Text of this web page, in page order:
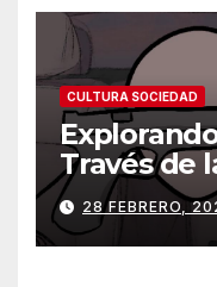
CULTURA SOCIEDAD
Través de
Olmo
autismo?
28 FEBRERO,